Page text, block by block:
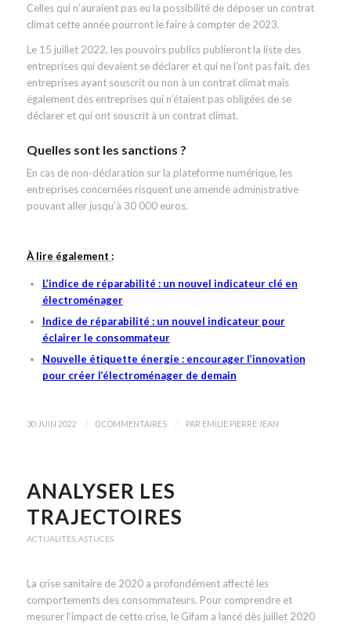
Celles qui n’auraient pas eu la possibilité de déposer un contrat
climat cette année pourront le faire à compter de 2023.
Le 15 juillet 2022, les pouvoirs publics publieront la liste des
entreprises qui devaient se déclarer et qui ne l’ont pas fait, des
entreprises ayant souscrit ou non à un contrat climat mais
également des entreprises qui n’étaient pas obligées de se
déclarer et qui ont souscrit à un contrat climat.
Quelles sont les sanctions ?
En cas de non-déclaration sur la plateforme numérique, les
entreprises concernées risquent une amende administrative
pouvant aller jusqu’à 30 000 euros.
À lire également :
L’indice de réparabilité : un nouvel indicateur clé en
électroménager
Indice de réparabilité : un nouvel indicateur pour
éclairer le consommateur
Nouvelle étiquette énergie : encourager l’innovation
pour créer l’électroménager de demain
30 JUIN 2022 0 COMMENTAIRES PAR EMILIE PIERRE JEAN
ANALYSER LES
TRAJECTOIRES
ACTUALITÉS, ASTUCES
La crise sanitaire de 2020 a profondément affecté les
comportements des consommateurs. Pour comprendre et
mesurer l’impact de cette crise, le Gifam a lancé dès juillet 2020